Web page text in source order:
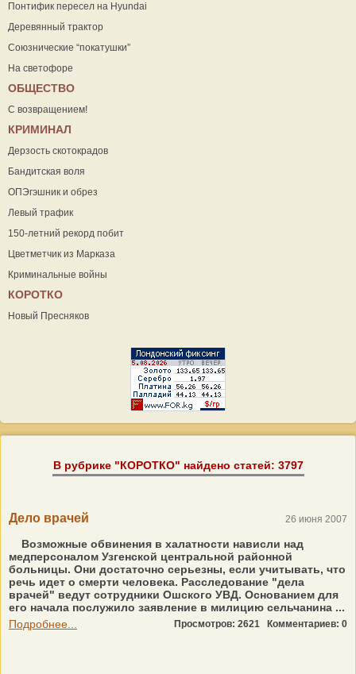
Понтифик пересел на Hyundai
Деревянный трактор
Союзнические “покатушки”
На светофоре
ОБЩЕСТВО
С возвращением!
КРИМИНАЛ
Дерзость скотокрадов
Бандитская воля
ОПЭгэшник и обрез
Левый трафик
150-летний рекорд побит
Цветметчик из Марказа
Криминальные войны
КОРОТКО
Новый Пресняков
В рубрике "КОРОТКО" найдено статей: 3797
Дело врачей 26 июня 2007
Возможные обвинения в халатности нависли над
медперсоналом Узгенской центральной районной
больницы. Они достаточно серьезны, если учитывать, что
речь идет о смерти человека. Расследование "дела
врачей" ведут сотрудники Ошского УВД. Основанием для
его начала послужило заявление в милицию сельчанина ...
Подробнее...
Просмотров: 2621 Комментариев: 0